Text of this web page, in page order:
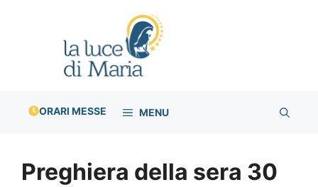
ORARI MESSE MENU
Preghiera della sera 30